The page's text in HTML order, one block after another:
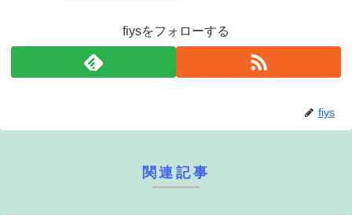
fiysをフォローする
fiys
関連記事